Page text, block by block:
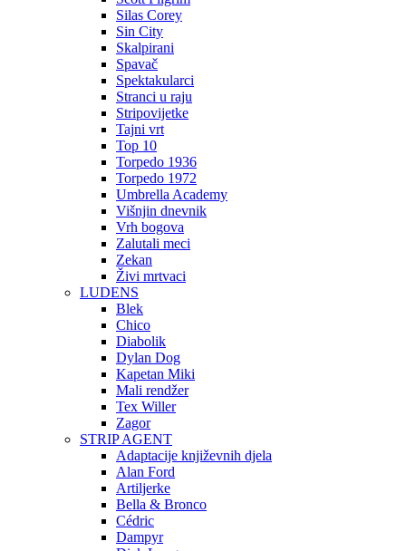
Silas Corey
Sin City
Skalpirani
Spavač
Spektakularci
Stranci u raju
Stripovijetke
Tajni vrt
Top 10
Torpedo 1936
Torpedo 1972
Umbrella Academy
Višnjin dnevnik
Vrh bogova
Zalutali meci
Zekan
Živi mrtvaci
LUDENS
Blek
Chico
Diabolik
Dylan Dog
Kapetan Miki
Mali rendžer
Tex Willer
Zagor
STRIP AGENT
Adaptacije književnih djela
Alan Ford
Artiljerke
Bella & Bronco
Cédric
Dampyr